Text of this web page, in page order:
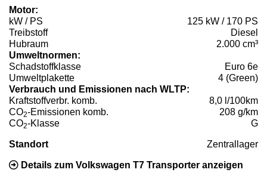
Motor:
kW / PS
125 kW / 170 PS
Treibstoff
Diesel
Hubraum
2.000 cm³
Umweltnormen:
Schadstoffklasse
Euro 6e
Umweltplakette
4 (Green)
Verbrauch und Emissionen nach WLTP:
Kraftstoffverbr. komb.
8,0 l/100km
CO2-Emissionen komb.
208 g/km
CO2-Klasse G
Standort Zentrallager
Details zum Volkswagen T7 Transporter anzeigen